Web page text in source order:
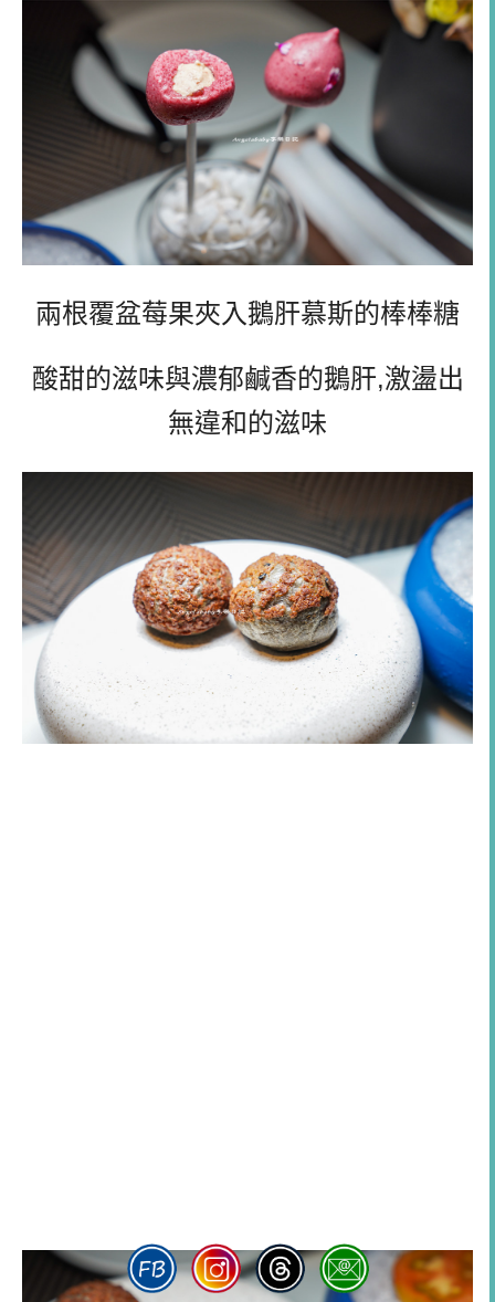
兩根覆盆莓果夾入鵝肝慕斯的棒棒糖
酸甜的滋味與濃郁鹹香的鵝肝,激盪出
無違和的滋味